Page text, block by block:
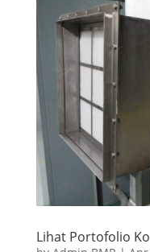
Lihat Portofolio